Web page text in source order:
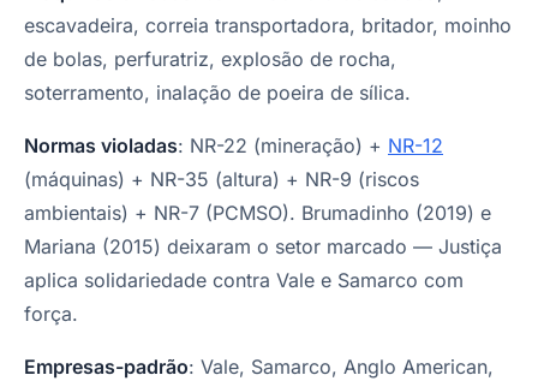
escavadeira, correia transportadora, britador, moinho
de bolas, perfuratriz, explosão de rocha,
soterramento, inalação de poeira de sílica.
Normas violadas: NR-22 (mineração) + NR-12
(máquinas) + NR-35 (altura) + NR-9 (riscos
ambientais) + NR-7 (PCMSO). Brumadinho (2019) e
Mariana (2015) deixaram o setor marcado — Justiça
aplica solidariedade contra Vale e Samarco com
força.
Empresas-padrão: Vale, Samarco, Anglo American,